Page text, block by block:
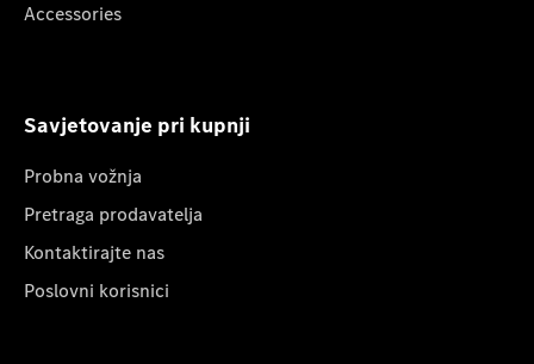
Accessories
Savjetovanje pri kupnji
Probna vožnja
Pretraga prodavatelja
Kontaktirajte nas
Poslovni korisnici